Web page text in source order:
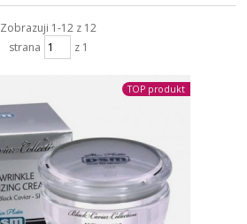
Zobrazuji 1-12 z 12
strana
z 1
TOP produkt